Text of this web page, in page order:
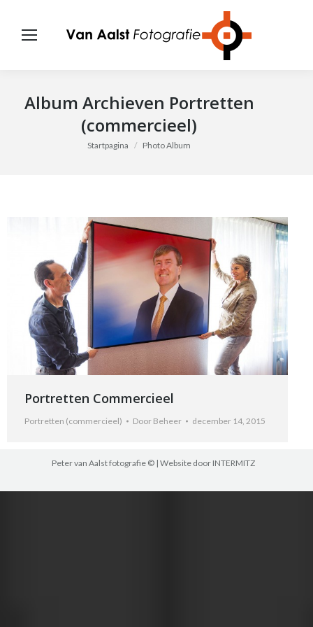
Album Archieven Portretten
(commercieel)
Je bent hier:
Startpagina Photo Album
Portretten Commercieel
Portretten (commercieel) Door Beheer december 14, 2015
Peter van Aalst fotografie © | Website door INTERMITZ